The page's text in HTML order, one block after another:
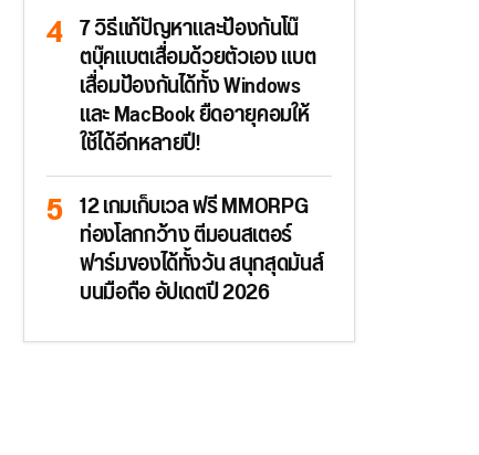
7 วิธีแก้ปัญหาและป้องกันโน๊
ตบุ๊คแบตเสื่อมด้วยตัวเอง แบต
เสื่อมป้องกันได้ทั้ง Windows
และ MacBook ยืดอายุคอมให้
ใช้ได้อีกหลายปี!
12 เกมเก็บเวล ฟรี MMORPG
ท่องโลกกว้าง ตีมอนสเตอร์
ฟาร์มของได้ทั้งวัน สนุกสุดมันส์
บนมือถือ อัปเดตปี 2026